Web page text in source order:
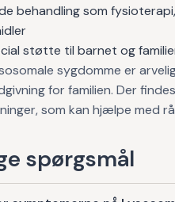
behandling som
støtte til barnet og
sygdomme er
for familien. Der
som kan hjælpe med
spørgsmål